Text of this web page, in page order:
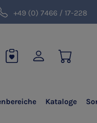
+49 (0) 7466 / 17-228
Kataloge